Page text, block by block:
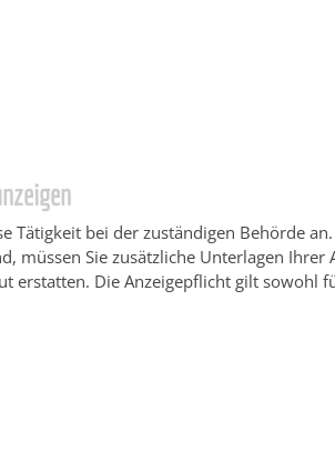
bei der zuständigen Behörde
Sie zusätzliche Unterlagen Ihrer
erstatten. Die Anzeigepflicht gilt